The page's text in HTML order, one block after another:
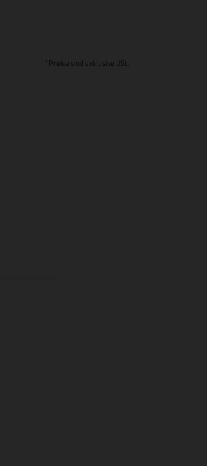
1 Preise sind exklusive USt.